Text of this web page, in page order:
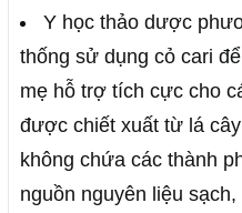
Y học thảo dược
thống sử dụng cỏ cari
mẹ hỗ trợ tích cực cho
được chiết xuất từ lá
không chứa các thành
nguồn nguyên liệu